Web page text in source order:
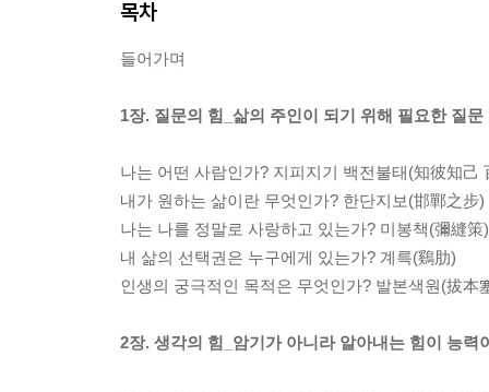
목차
들어가며
1장. 질문의 힘_삶의 주인이 되기 위해 필요한 질문
나는 어떤 사람인가? 지피지기 백전불태(知彼知己
내가 원하는 삶이란 무엇인가? 한단지보(邯鄲之步)
나는 나를 정말로 사랑하고 있는가? 미봉책(彌縫策)
내 삶의 선택권은 누구에게 있는가? 계륵(鷄肋)
인생의 궁극적인 목적은 무엇인가? 발본색원(拔本
2장. 생각의 힘_암기가 아니라 알아내는 힘이 능력